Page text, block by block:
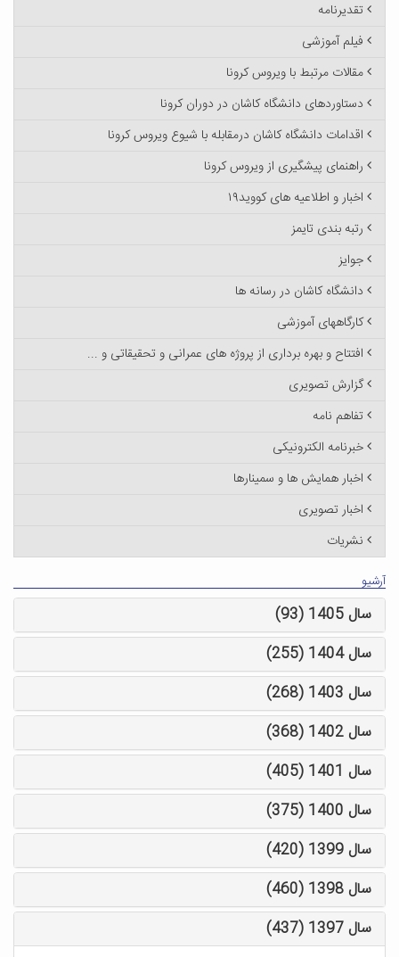
تقدیرنامه
فیلم آموزشی
مقالات مرتبط با ویروس کرونا
دستاوردهای دانشگاه کاشان در دوران کرونا
اقدامات دانشگاه کاشان درمقابله با شیوع ویروس کرونا
راهنمای پیشگیری از ویروس کرونا
اخبار و اطلاعیه های کووید۱۹
رتبه بندی تایمز
جوایز
دانشگاه کاشان در رسانه ها
کارگاههای آموزشی
افتتاح و بهره برداری از پروژه های عمرانی و تحقیقاتی و ...
گزارش تصویری
تفاهم نامه
خبرنامه الکترونیکی
اخبار همایش ها و سمینارها
اخبار تصویری
نشریات
آرشیو
سال 1405 (93)
سال 1404 (255)
سال 1403 (268)
سال 1402 (368)
سال 1401 (405)
سال 1400 (375)
سال 1399 (420)
سال 1398 (460)
سال 1397 (437)